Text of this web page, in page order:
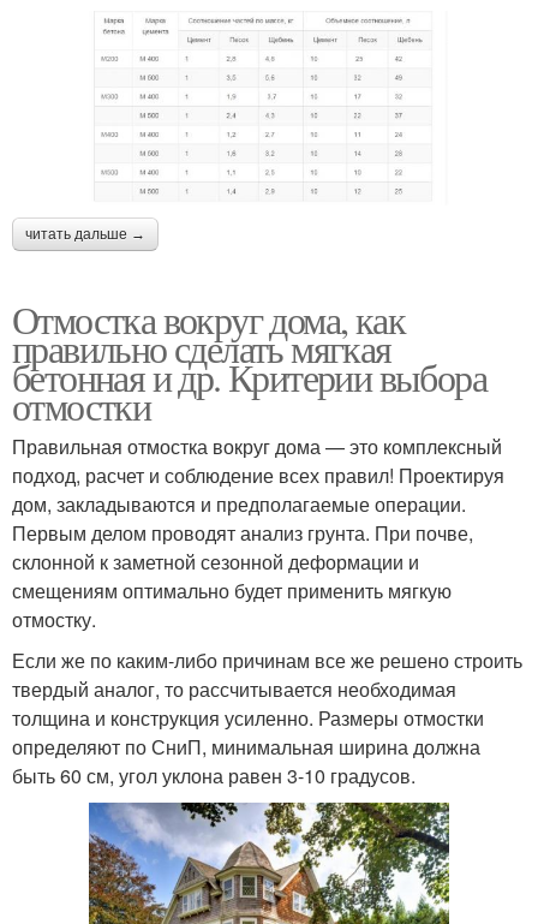
читать дальше →
Отмостка вокруг дома, как
правильно сделать мягкая
бетонная и др. Критерии выбора
отмостки
Правильная отмостка вокруг дома — это комплексный
подход, расчет и соблюдение всех правил! Проектируя
дом, закладываются и предполагаемые операции.
Первым делом проводят анализ грунта. При почве,
склонной к заметной сезонной деформации и
смещениям оптимально будет применить мягкую
отмостку.
Если же по каким-либо причинам все же решено строить
твердый аналог, то рассчитывается необходимая
толщина и конструкция усиленно. Размеры отмостки
определяют по СниП, минимальная ширина должна
быть 60 см, угол уклона равен 3-10 градусов.